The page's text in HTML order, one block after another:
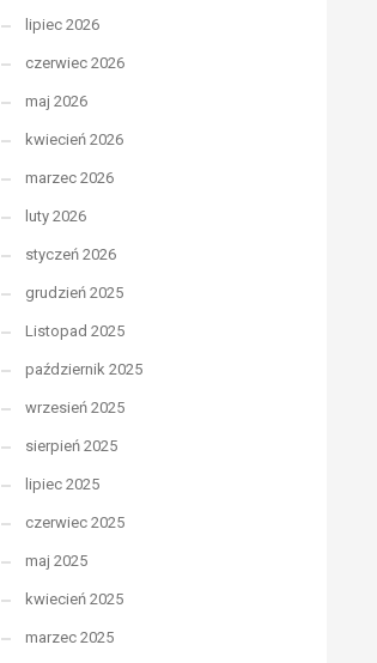
lipiec 2026
czerwiec 2026
maj 2026
kwiecień 2026
marzec 2026
luty 2026
styczeń 2026
grudzień 2025
Listopad 2025
październik 2025
wrzesień 2025
sierpień 2025
lipiec 2025
czerwiec 2025
maj 2025
kwiecień 2025
marzec 2025